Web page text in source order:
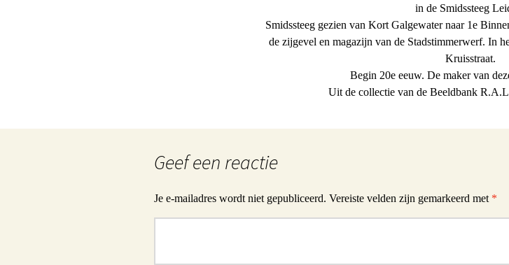
in de Smidssteeg
Smidssteeg gezien van Kort Galgewater naar 1e
de zijgevel en magazijn van de Stadstimmerwerf. In
Kruisstraat.
Begin 20e eeuw. De maker van
Uit de collectie van de Beeldbank
Geef een reactie
Je e-mailadres wordt niet gepubliceerd. Vereiste velden zijn gemarkeerd met *